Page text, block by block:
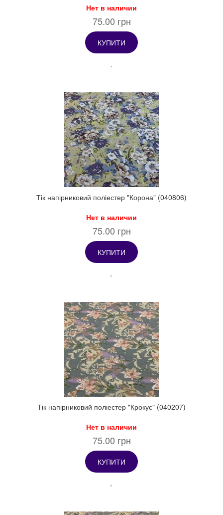
Нет в наличии
75.00 грн
КУПИТИ
Тік напірниковий поліестер "Корона" (040806)
Нет в наличии
75.00 грн
КУПИТИ
Тік напірниковий поліестер "Крокус" (040207)
Нет в наличии
75.00 грн
КУПИТИ